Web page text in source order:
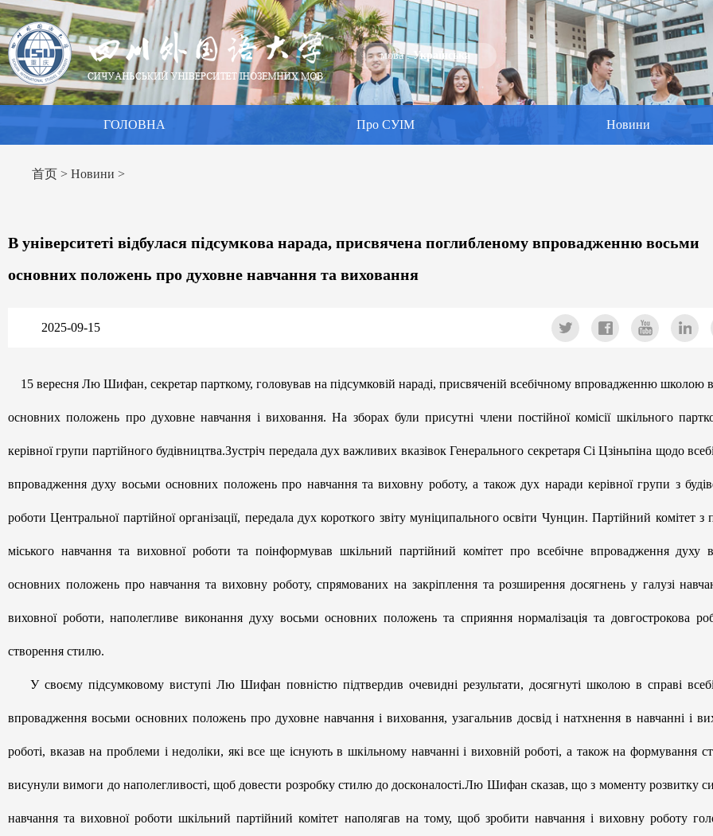
мова :Українська
ГОЛОВНА Про СУІМ Новини
首页 > Новини >
В університеті відбулася підсумкова нарада, присвячена поглибленому впровадженню восьми
основних положень про духовне навчання та виховання
2025-09-15
15 вересня Лю Шифан, секретар парткому, головував на підсумковій нараді, присвяченій всебічному впровадженню школою
основних положень про духовне навчання і виховання. На зборах були присутні члени постійної комісії шкільного
керівної групи партійного будівництва.Зустріч передала дух важливих вказівок Генерального секретаря Сі Цзіньпіна щодо
впровадження духу восьми основних положень про навчання та виховну роботу, а також дух наради керівної групи з
роботи Центральної партійної організації, передала дух короткого звіту муніципального освіти Чунцин. Партійний комітет з
міського навчання та виховної роботи та поінформував шкільний партійний комітет про всебічне впровадження духу
основних положень про навчання та виховну роботу, спрямованих на закріплення та розширення досягнень у галузі
виховної роботи, наполегливе виконання духу восьми основних положень та сприяння нормалізація та довгострокова
створення стилю.
У своєму підсумковому виступі Лю Шифан повністю підтвердив очевидні результати, досягнуті школою в справі
впровадження восьми основних положень про духовне навчання і виховання, узагальнив досвід і натхнення в навчанні і
роботі, вказав на проблеми і недоліки, які все ще існують в шкільному навчанні і виховній роботі, а також на формування
висунули вимоги до наполегливості, щоб довести розробку стилю до досконалості.Лю Шифан сказав, що з моменту розвитку
навчання та виховної роботи шкільний партійний комітет наполягав на тому, щоб зробити навчання і виховну роботу